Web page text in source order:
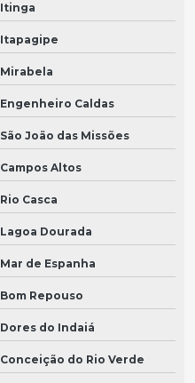
Itinga
Itapagipe
Mirabela
Engenheiro Caldas
São João das Missões
Campos Altos
Rio Casca
Lagoa Dourada
Mar de Espanha
Bom Repouso
Dores do Indaiá
Conceição do Rio Verde